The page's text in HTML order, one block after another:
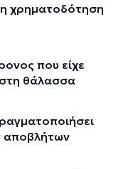
χρηματοδότηση
που είχε
θάλασσα
αποβλήτων